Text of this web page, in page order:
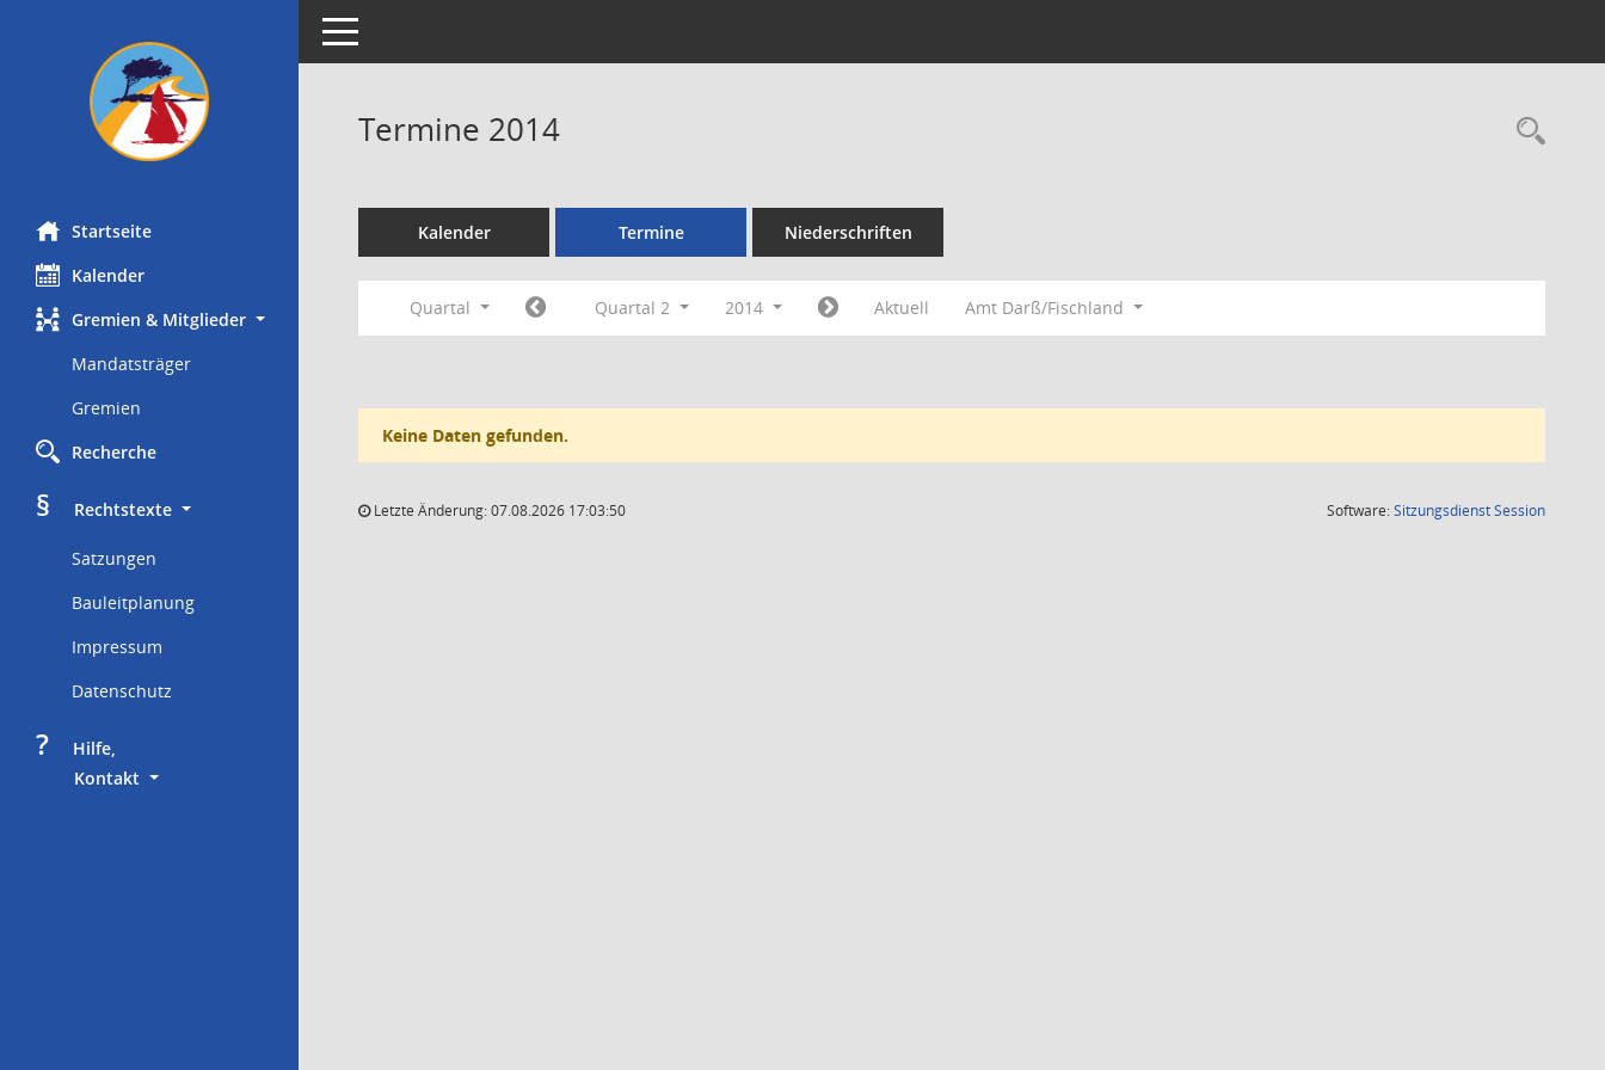
Startseite
Kalender
Gremien & Mitglieder
Mandatsträger
Gremien
Recherche
§
     Rechtstexte
Satzungen
Bauleitplanung
Impressum
Datenschutz
?
     Hilfe,
Kontakt
Toggle navigation
Termine 2014
Kalender Termine Niederschriften
Quartal Quartal 2 2014 Aktuell Amt Darß/Fischland
Keine Daten gefunden.
Letzte Änderung: 07.08.2026 17:03:50 Software:SitzungsdienstSession(Wird in